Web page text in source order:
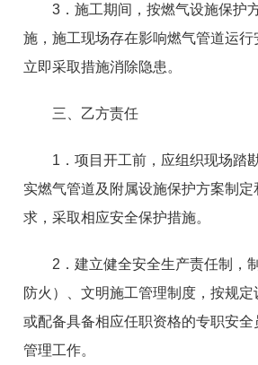
3．施工期间，按燃气设施保护
施，施工现场存在影响燃气管道运行
立即采取措施消除隐患。
三、乙方责任
1．项目开工前，应组织现场踏
实燃气管道及附属设施保护方案制
求，采取相应安全保护措施。
2．建立健全安全生产责任制，
防火）、文明施工管理制度，按规
或配备具备相应任职资格的专职安全
管理工作。